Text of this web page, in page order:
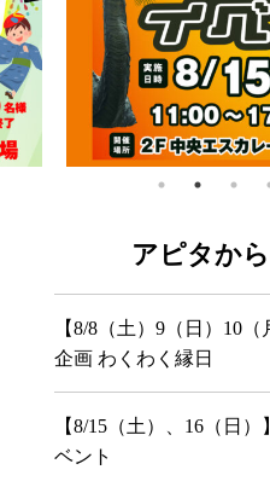
アピタか
【8/8（土）9（日）10
企画 わくわく縁日
【8/15（土）、16（日
ベント